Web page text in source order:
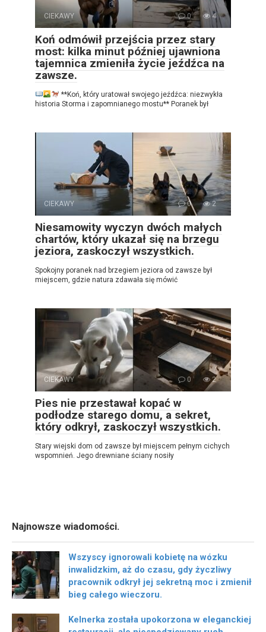
CIEKAWY 0 4
Koń odmówił przejścia przez stary
most: kilka minut później ujawniona
tajemnica zmieniła życie jeźdźca na
zawsze.
**Koń, który uratował swojego jeźdźca: niezwykła
historia Storma i zapomnianego mostu** Poranek był
CIEKAWY 0 2
Niesamowity wyczyn dwóch małych
chartów, który ukazał się na brzegu
jeziora, zaskoczył wszystkich.
Spokojny poranek nad brzegiem jeziora od zawsze był
miejscem, gdzie natura zdawała się mówić
CIEKAWY 0 2
Pies nie przestawał kopać w
podłodze starego domu, a sekret,
który odkrył, zaskoczył wszystkich.
Stary wiejski dom od zawsze był miejscem pełnym cichych
wspomnień. Jego drewniane ściany nosiły
Najnowsze wiadomości.
Wszyscy ignorowali kobietę na wózku
inwalidzkim, aż do czasu, gdy życzliwy
pracownik odkrył jej sekretną moc i zmienił
bieg całego wieczoru.
Kelnerka została upokorzona w eleganckiej